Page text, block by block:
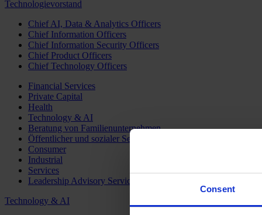
Consent
Technologievorstand
Chief AI, Data & Analytics Officers
Chief Information Officers
Chief Information Security Officers
Chief Product Officers
Chief Technology Officers
Financial Services
Private Capital
Health
Technology & AI
Beratung von Familienunternehmen
Öffentlicher und sozialer Sektor
Consumer
Industrial
Services
Leadership Advisory Services
Technology & AI